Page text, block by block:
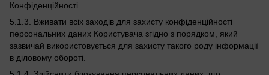
Конфіденційності.
5.1.3. Вживати всіх заходів для захисту конфіденційності
персональних даних Користувача згідно з порядком, який
зазвичай використовується для захисту такого роду інформації
в діловому обороті.